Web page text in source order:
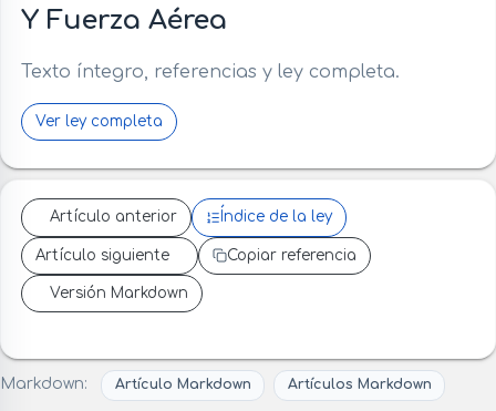
Y Fuerza Aérea
Texto íntegro, referencias y ley completa.
Ver ley completa
Artículo anterior Índice de la ley
Artículo siguiente Copiar referencia
Versión Markdown
Markdown: Artículo Markdown Artículos Markdown